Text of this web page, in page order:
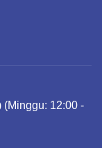
(Minggu: 12:00 -